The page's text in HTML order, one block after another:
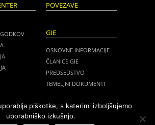
POVEZAVE
GIE
OSNOVNE INFORMACIJE
ČLANICE GIE
PREDSEDSTVO
TEMELJNI DOKUMENTI
ZASEDANJA
piškotke, s katerimi izboljšujemo
uporabniško izkušnjo.